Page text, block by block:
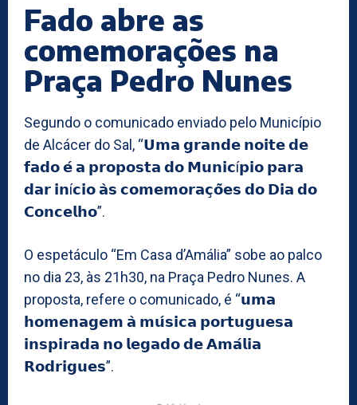
Fado abre as
comemorações na
Praça Pedro Nunes
Segundo o comunicado enviado pelo Município
de Alcácer do Sal, “𝗨𝗺𝗮 𝗴𝗿𝗮𝗻𝗱𝗲 𝗻𝗼𝗶𝘁𝗲 𝗱𝗲
𝗳𝗮𝗱𝗼 𝗲́ 𝗮 𝗽𝗿𝗼𝗽𝗼𝘀𝘁𝗮 𝗱𝗼 𝗠𝘂𝗻𝗶𝗰í𝗽𝗶𝗼 𝗽𝗮𝗿𝗮
𝗱𝗮𝗿 𝗶𝗻í𝗰𝗶𝗼 𝗮̀𝘀 𝗰𝗼𝗺𝗲𝗺𝗼𝗿𝗮𝗰̧𝗼̃𝗲𝘀 𝗱𝗼 𝗗𝗶𝗮 𝗱𝗼
𝗖𝗼𝗻𝗰𝗲𝗹𝗵𝗼”.
O espetáculo “Em Casa d’Amália” sobe ao palco
no dia 23, às 21h30, na Praça Pedro Nunes. A
proposta, refere o comunicado, é “𝘂𝗺𝗮
𝗵𝗼𝗺𝗲𝗻𝗮𝗴𝗲𝗺 𝗮̀ 𝗺𝘂́𝘀𝗶𝗰𝗮 𝗽𝗼𝗿𝘁𝘂𝗴𝘂𝗲𝘀𝗮
𝗶𝗻𝘀𝗽𝗶𝗿𝗮𝗱𝗮 𝗻𝗼 𝗹𝗲𝗴𝗮𝗱𝗼 𝗱𝗲 𝗔𝗺𝗮́𝗹𝗶𝗮
𝗥𝗼𝗱𝗿𝗶𝗴𝘂𝗲𝘀”.